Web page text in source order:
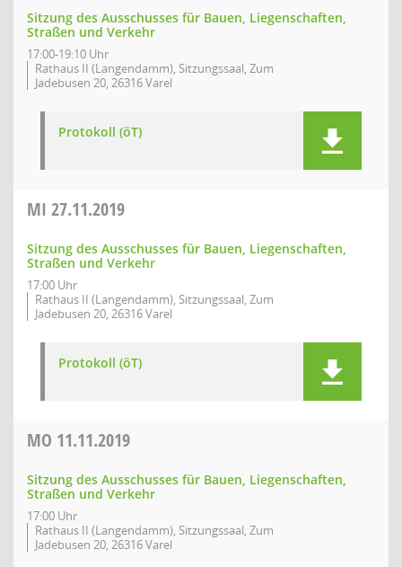
Sitzung des Ausschusses für Bauen, Liegenschaften,
Straßen und Verkehr
17:00-19:10 Uhr
Rathaus II (Langendamm), Sitzungssaal, Zum
Jadebusen 20, 26316 Varel
Protokoll (öT)
MI 27.11.2019
Sitzung des Ausschusses für Bauen, Liegenschaften,
Straßen und Verkehr
17:00 Uhr
Rathaus II (Langendamm), Sitzungssaal, Zum
Jadebusen 20, 26316 Varel
Protokoll (öT)
MO 11.11.2019
Sitzung des Ausschusses für Bauen, Liegenschaften,
Straßen und Verkehr
17:00 Uhr
Rathaus II (Langendamm), Sitzungssaal, Zum
Jadebusen 20, 26316 Varel